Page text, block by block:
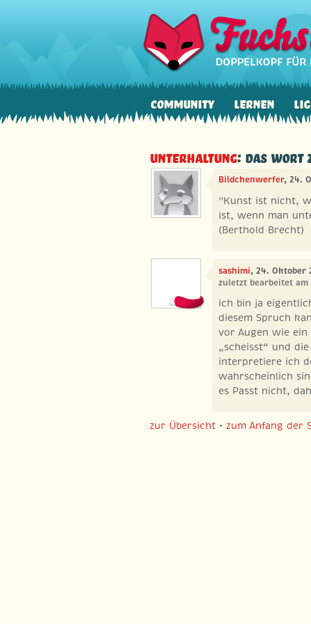
Community Lernen
Unterhaltung: Das Wort
Bildchenwerfer, 24.
"Kunst ist nicht,
ist, wenn man
(Berthold Brecht)
sashimi, 24. Oktober
zuletzt bearbeitet am
ich bin ja
diesem Spruch
vor Augen wie
„scheisst“ und
interpretiere ich
wahrscheinlich
es Passt nicht,
zur Übersicht •zum Anfang der